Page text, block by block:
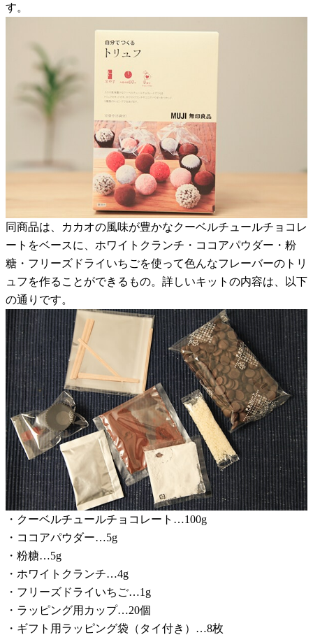
す。
同商品は、カカオの風味が豊かなクーベルチュールチョコレ
ートをベースに、ホワイトクランチ・ココアパウダー・粉
糖・フリーズドライいちごを使って色んなフレーバーのトリ
ュフを作ることができるもの。詳しいキットの内容は、以下
の通りです。
・クーベルチュールチョコレート…100g
・ココアパウダー…5g
・粉糖…5g
・ホワイトクランチ…4g
・フリーズドライいちご…1g
・ラッピング用カップ…20個
・ギフト用ラッピング袋（タイ付き）…8枚